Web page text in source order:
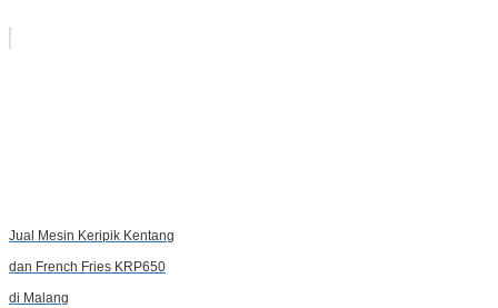
Jual Mesin Keripik Kentang
dan French Fries KRP650
di Malang